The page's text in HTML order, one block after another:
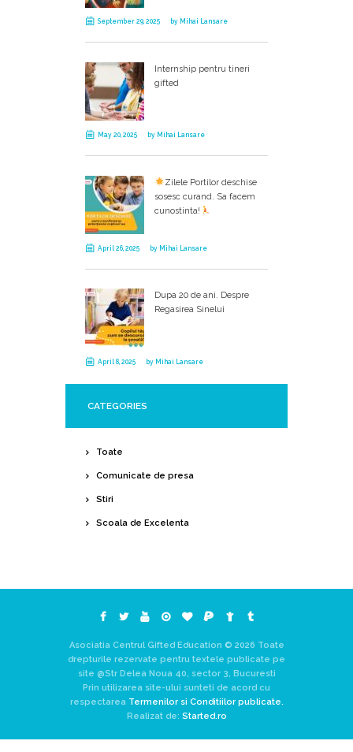
September 29, 2025 by Mihai Lansare
Internship pentru tineri
gifted
May 20, 2025 by Mihai Lansare
Zilele Portilor deschise
sosesc curand. Sa facem
cunostinta!
April 26, 2025 by Mihai Lansare
Dupa 20 de ani. Despre
Regasirea Sinelui
April 8, 2025 by Mihai Lansare
CATEGORIES
Toate
Comunicate de presa
Stiri
Scoala de Excelenta
Asociatia Centrul Gifted Education © 2026 Toate
drepturile rezervate pentru textele publicate pe
site @Str Delea Noua 40, sector 3, Bucuresti
Prin utilizarea site-ului sunteti de acord cu
respectarea Termenilor si Conditiilor publicate.
Realizat de: Started.ro